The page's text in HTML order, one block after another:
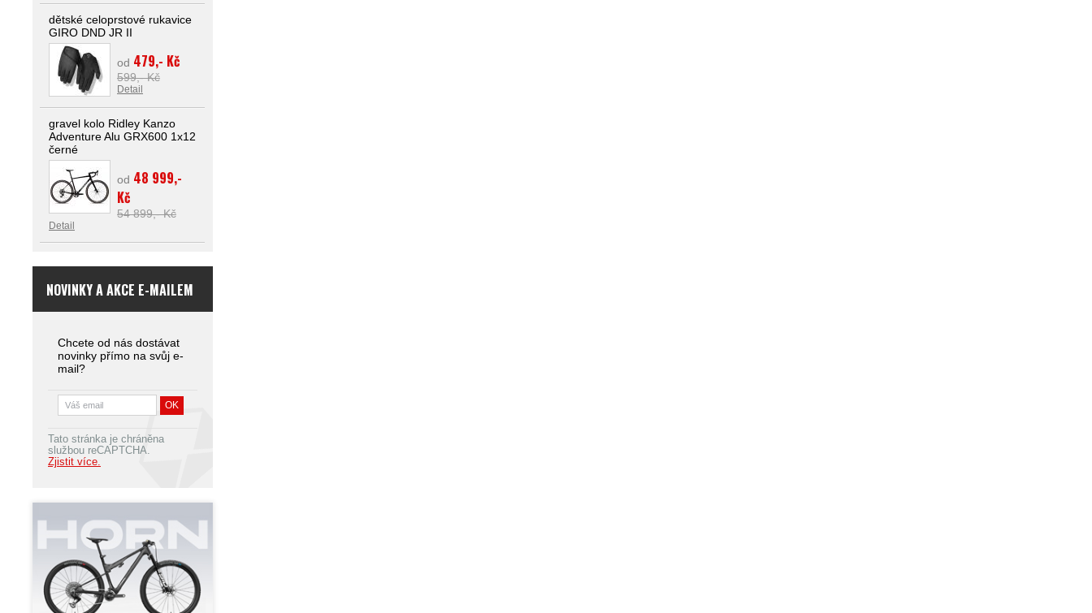
dětské celoprstové rukavice
GIRO DND JR II
od 479,- Kč
599,- Kč
Detail
gravel kolo Ridley Kanzo
Adventure Alu GRX600 1x12
černé
od 48 999,-
Kč
54 899,- Kč
Detail
NOVINKY A AKCE E-MAILEM
Chcete od nás dostávat
novinky přímo na svůj e-
mail?
Tato stránka je chráněna
službou reCAPTCHA.
Zjistit více.